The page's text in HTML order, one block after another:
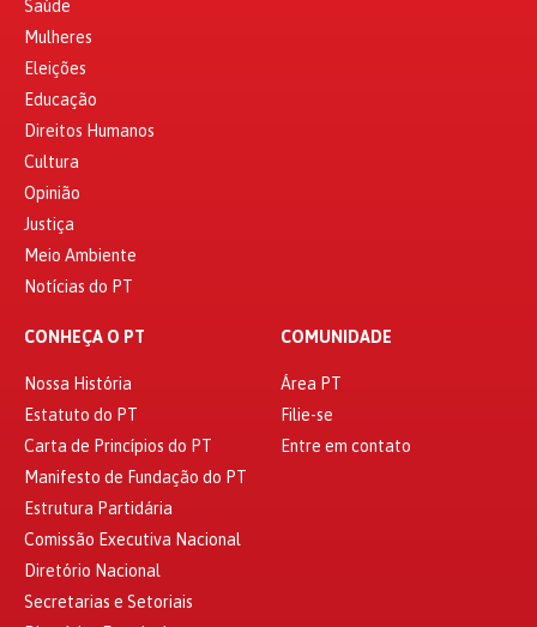
Saúde
Mulheres
Eleições
Educação
Direitos Humanos
Cultura
Opinião
Justiça
Meio Ambiente
Notícias do PT
CONHEÇA O PT
Nossa História
Estatuto do PT
Carta de Princípios do PT
Manifesto de Fundação do PT
Estrutura Partidária
Comissão Executiva Nacional
Diretório Nacional
Secretarias e Setoriais
COMUNIDADE
Área PT
Filie-se
Entre em contato